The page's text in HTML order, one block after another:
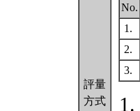
評量
方式
No.
1.
2.
3.